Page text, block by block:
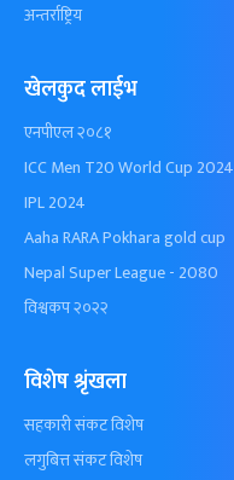
अन्तर्राष्ट्रिय
खेलकुद लाईभ
एनपीएल २०८१
ICC Men T20 World Cup 2024
IPL 2024
Aaha RARA Pokhara gold cup
Nepal Super League - 2080
विश्वकप २०२२
विशेष श्रृंखला
सहकारी संकट विशेष
लगुबित्त संकट विशेष